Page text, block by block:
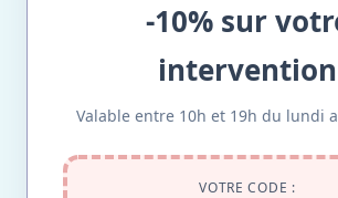
-10% sur
intervention
Valable entre 10h et 19h du lundi
VOTRE CODE :